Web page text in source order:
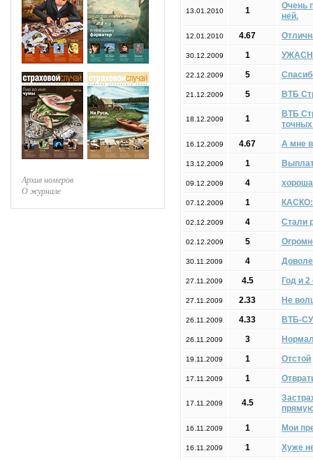
Архив номеров
О журнале
13.01.2010 1
Очень
ней.
12.01.2010 4.67
30.12.2009 1
22.12.2009 5
21.12.2009 5 ВТБ
18.12.2009 1
ВТБ
точных
16.12.2009 4.67 А мне
13.12.2009 1
09.12.2009 4
07.12.2009 1 КАСКО:
02.12.2009 4 Стали
02.12.2009 5
30.11.2009 4
27.11.2009 4.5 Год и
27.11.2009 2.33 Не
26.11.2009 4.33 ВТБ-
26.11.2009 3
19.11.2009 1 Отстой
17.11.2009 1
17.11.2009 4.5
16.11.2009 1 Мои
16.11.2009 1 Хуже